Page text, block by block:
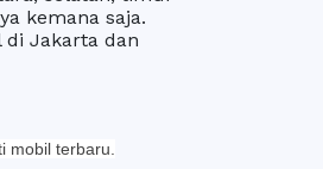
kemana saja.
di Jakarta dan
mobil terbaru.